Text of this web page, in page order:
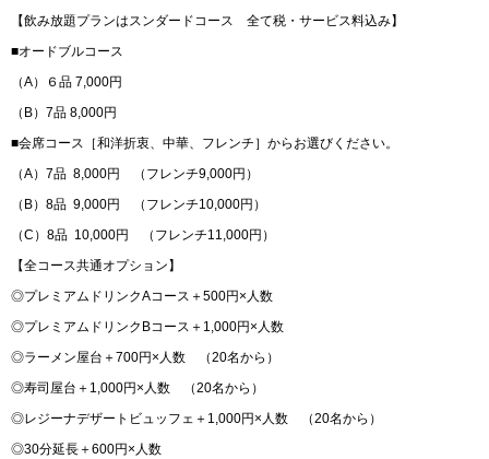
【飲み放題プランはスンダードコース 全て税・サービス料込み】
■オードブルコース
（A）６品 7,000円
（B）7品 8,000円
■会席コース［和洋折衷、中華、フレンチ］からお選びください。
（A）7品 8,000円 （フレンチ9,000円）
（B）8品 9,000円 （フレンチ10,000円）
（C）8品 10,000円 （フレンチ11,000円）
【全コース共通オプション】
◎プレミアムドリンクAコース＋500円×人数
◎プレミアムドリンクBコース＋1,000円×人数
◎ラーメン屋台＋700円×人数 （20名から）
◎寿司屋台＋1,000円×人数 （20名から）
◎レジーナデザートビュッフェ＋1,000円×人数 （20名から）
◎30分延長＋600円×人数